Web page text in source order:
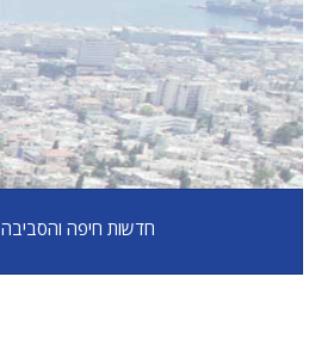
חדשות חיפה והסביבה